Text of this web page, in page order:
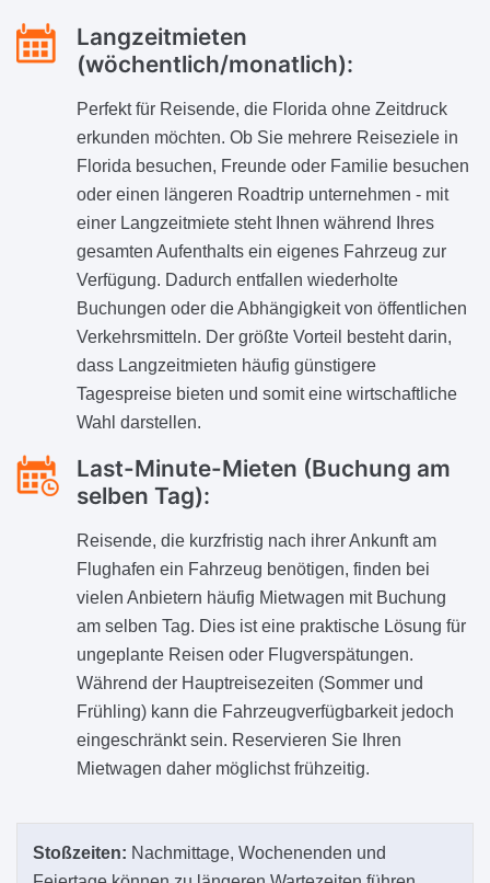
Langzeitmieten
(wöchentlich/monatlich):
Perfekt für Reisende, die Florida ohne Zeitdruck
erkunden möchten. Ob Sie mehrere Reiseziele in
Florida besuchen, Freunde oder Familie besuchen
oder einen längeren Roadtrip unternehmen - mit
einer Langzeitmiete steht Ihnen während Ihres
gesamten Aufenthalts ein eigenes Fahrzeug zur
Verfügung. Dadurch entfallen wiederholte
Buchungen oder die Abhängigkeit von öffentlichen
Verkehrsmitteln. Der größte Vorteil besteht darin,
dass Langzeitmieten häufig günstigere
Tagespreise bieten und somit eine wirtschaftliche
Wahl darstellen.
Last-Minute-Mieten (Buchung am
selben Tag):
Reisende, die kurzfristig nach ihrer Ankunft am
Flughafen ein Fahrzeug benötigen, finden bei
vielen Anbietern häufig Mietwagen mit Buchung
am selben Tag. Dies ist eine praktische Lösung für
ungeplante Reisen oder Flugverspätungen.
Während der Hauptreisezeiten (Sommer und
Frühling) kann die Fahrzeugverfügbarkeit jedoch
eingeschränkt sein. Reservieren Sie Ihren
Mietwagen daher möglichst frühzeitig.
Stoßzeiten: Nachmittage, Wochenenden und